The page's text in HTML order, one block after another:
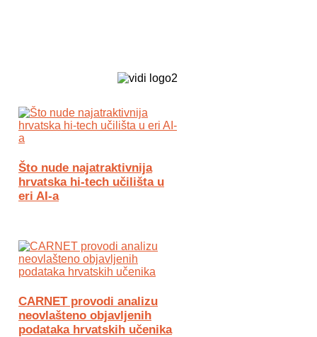
Što nude najatraktivnija
hrvatska hi-tech učilišta u
eri AI-a
CARNET provodi analizu
neovlašteno objavljenih
podataka hrvatskih učenika